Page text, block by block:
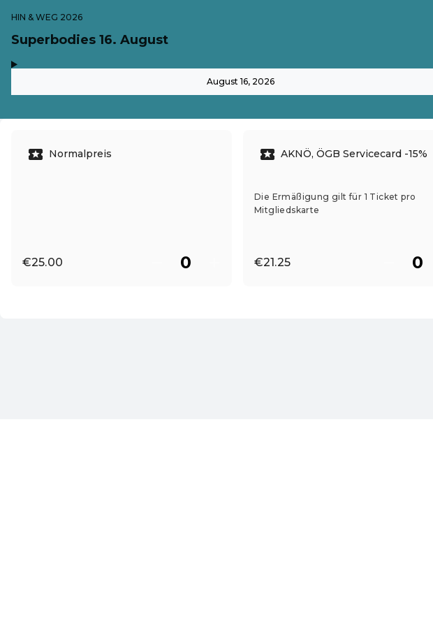
HIN & WEG 2026
Superbodies 16. August
August 16, 2026
Normalpreis
€25.00
AKNÖ, ÖGB Servicecard -15%
Die Ermäßigung gilt für 1 Ticket pro
Mitgliedskarte
€21.25